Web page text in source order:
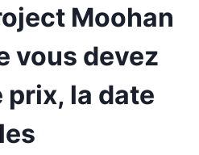
Moohan
vous devez
prix, la date